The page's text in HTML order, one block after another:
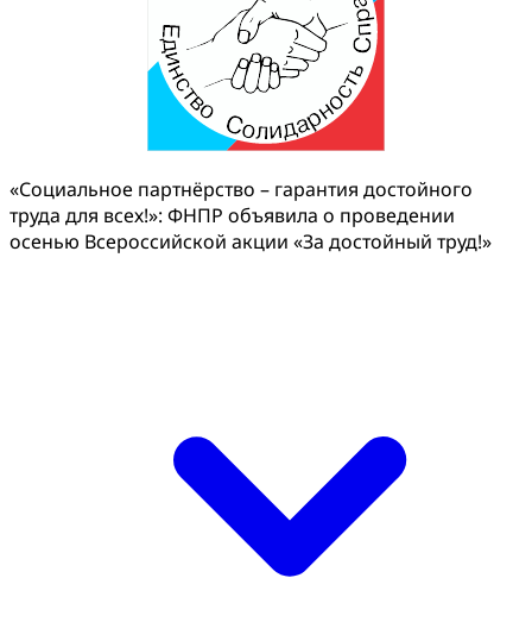
«Социальное партнёрство – гарантия достойного
труда для всех!»: ФНПР объявила о проведении
осенью Всероссийской акции «За достойный труд!»